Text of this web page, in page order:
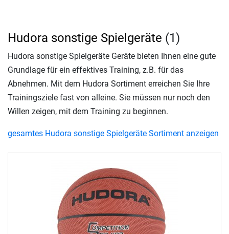
Hudora sonstige Spielgeräte (1)
Hudora sonstige Spielgeräte Geräte bieten Ihnen eine gute
Grundlage für ein effektives Training, z.B. für das
Abnehmen. Mit dem Hudora Sortiment erreichen Sie Ihre
Trainingsziele fast von alleine. Sie müssen nur noch den
Willen zeigen, mit dem Training zu beginnen.
gesamtes Hudora sonstige Spielgeräte Sortiment anzeigen